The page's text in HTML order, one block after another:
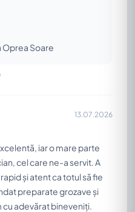
Oprea Soare
13.07.2026
iar o mare parte
cel care ne-a servit. A
și atent ca totul să fie
preparate grozave și
cu adevărat bineveniți.